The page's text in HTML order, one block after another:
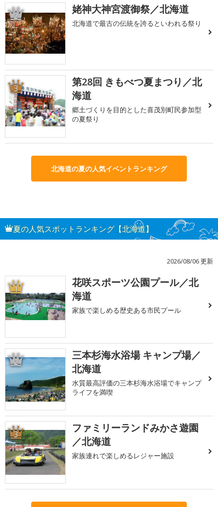
2 姥神大神宮渡御祭／北海道
北海道で最古の伝統を誇るといわれる祭り
3
第28回 きもべつ夏まつり／北
海道
郷土づくりを目的とした喜茂別町民参加型
の夏祭り
北海道の夏の人気イベントランキング
夏の人気スポットランキング【北海道】
2026/08/06 更新
1
花咲スポーツ公園プール／北
海道
家族で楽しめる歴史ある市民プール
2
三本杉海水浴場 キャンプ場／
北海道
水質最高評価の三本杉海水浴場でキャンプ
ライフを満喫
3
ファミリーランドみかさ遊園
／北海道
家族連れで楽しめるレジャー施設